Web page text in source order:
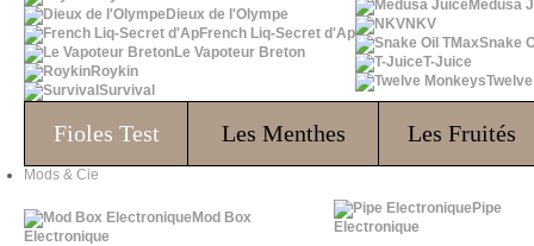
Dieux de l'Olympe
French Liq-Secret d'Ap
Le Vapoteur Breton
Roykin
Survival
Medusa
NKV
Snake
T-Juice
Fioles Test Les Menthes Les Fruités
Mods & Cie
Mod Box
Electronique
Pipe
Electronique